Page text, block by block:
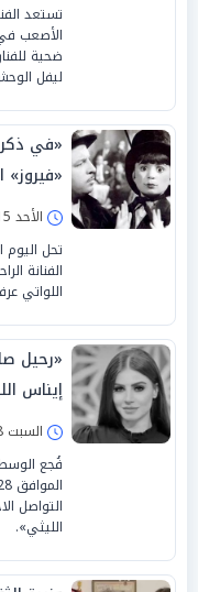
تستعد
الأصعب في
ضحية
ليفل
«في
الأحد 15/مارس/2026 - 04:27 م
الفنانة
اللواتي
«رحيل
إيناس
السبت 28/فبراير/2026 - 04:50 م
فُجع
التواصل
الليثي».